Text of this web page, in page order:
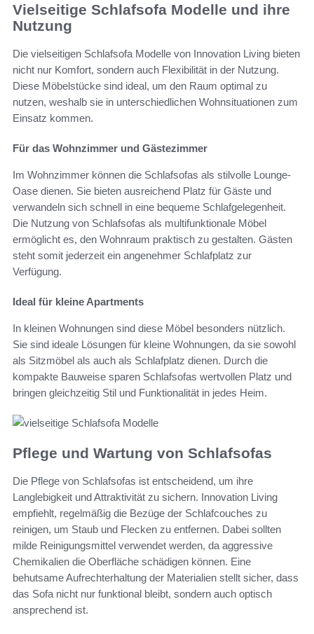
Vielseitige Schlafsofa Modelle und ihre
Nutzung
Die vielseitigen Schlafsofa Modelle von Innovation Living bieten
nicht nur Komfort, sondern auch Flexibilität in der Nutzung.
Diese Möbelstücke sind ideal, um den Raum optimal zu
nutzen, weshalb sie in unterschiedlichen Wohnsituationen zum
Einsatz kommen.
Für das Wohnzimmer und Gästezimmer
Im Wohnzimmer können die Schlafsofas als stilvolle Lounge-
Oase dienen. Sie bieten ausreichend Platz für Gäste und
verwandeln sich schnell in eine bequeme Schlafgelegenheit.
Die Nutzung von Schlafsofas als multifunktionale Möbel
ermöglicht es, den Wohnraum praktisch zu gestalten. Gästen
steht somit jederzeit ein angenehmer Schlafplatz zur
Verfügung.
Ideal für kleine Apartments
In kleinen Wohnungen sind diese Möbel besonders nützlich.
Sie sind ideale Lösungen für kleine Wohnungen, da sie sowohl
als Sitzmöbel als auch als Schlafplatz dienen. Durch die
kompakte Bauweise sparen Schlafsofas wertvollen Platz und
bringen gleichzeitig Stil und Funktionalität in jedes Heim.
Pflege und Wartung von Schlafsofas
Die Pflege von Schlafsofas ist entscheidend, um ihre
Langlebigkeit und Attraktivität zu sichern. Innovation Living
empfiehlt, regelmäßig die Bezüge der Schlafcouches zu
reinigen, um Staub und Flecken zu entfernen. Dabei sollten
milde Reinigungsmittel verwendet werden, da aggressive
Chemikalien die Oberfläche schädigen können. Eine
behutsame Aufrechterhaltung der Materialien stellt sicher, dass
das Sofa nicht nur funktional bleibt, sondern auch optisch
ansprechend ist.